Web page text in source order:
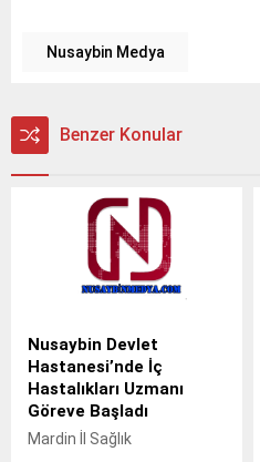
Nusaybin Medya
Benzer Konular
Nusaybin Devlet
Hastanesi’nde İç
Hastalıkları Uzmanı
Göreve Başladı
Mardin İl Sağlık